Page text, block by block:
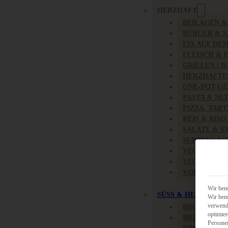
HERZHAFT
SALATE &
SÜSS & HERZHAFT
BRUNCH &
Wir
Wir